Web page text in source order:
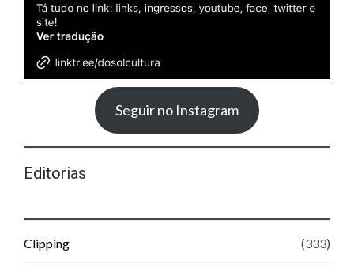
Seguir no Instagram
Editorias
Clipping (333)